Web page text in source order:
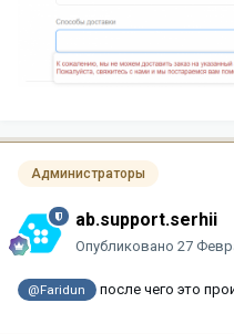
Администраторы
ab.support.serhii
Опубликовано 27
@Faridun после чего это